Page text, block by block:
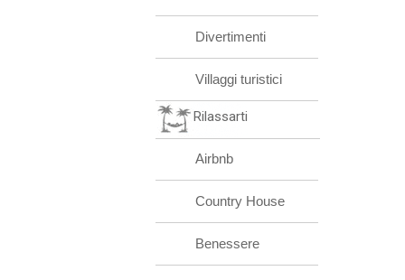
Divertimenti
Villaggi turistici
Rilassarti
Airbnb
Country House
Benessere